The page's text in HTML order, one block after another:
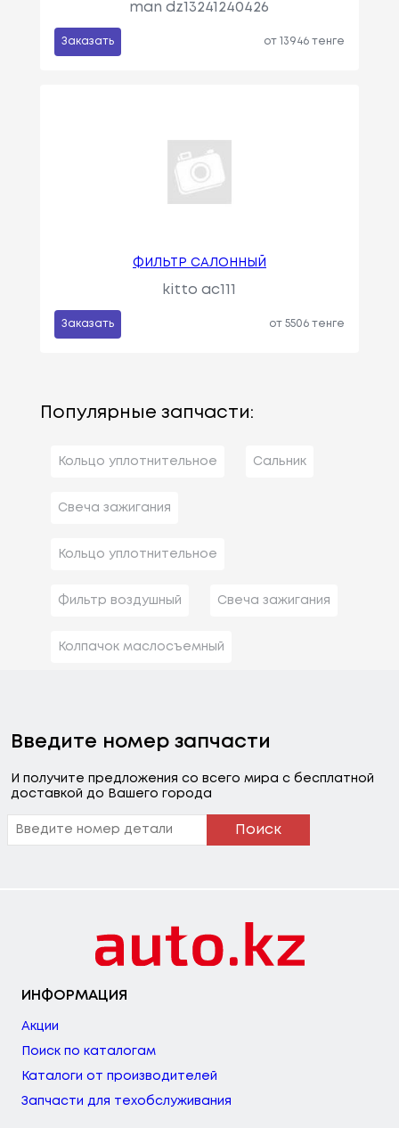
man dz13241240426
Заказать от 13946 тенге
ФИЛЬТР САЛОННЫЙ
kitto ac111
Заказать от 5506 тенге
Популярные запчасти:
Кольцо уплотнительное Сальник
Свеча зажигания
Кольцо уплотнительное
Фильтр воздушный Свеча зажигания
Колпачок маслосъемный
Введите номер запчасти
И получите предложения со всего мира с бесплатной
доставкой до Вашего города
Поиск
ИНФОРМАЦИЯ
Акции
Поиск по каталогам
Каталоги от производителей
Запчасти для техобслуживания